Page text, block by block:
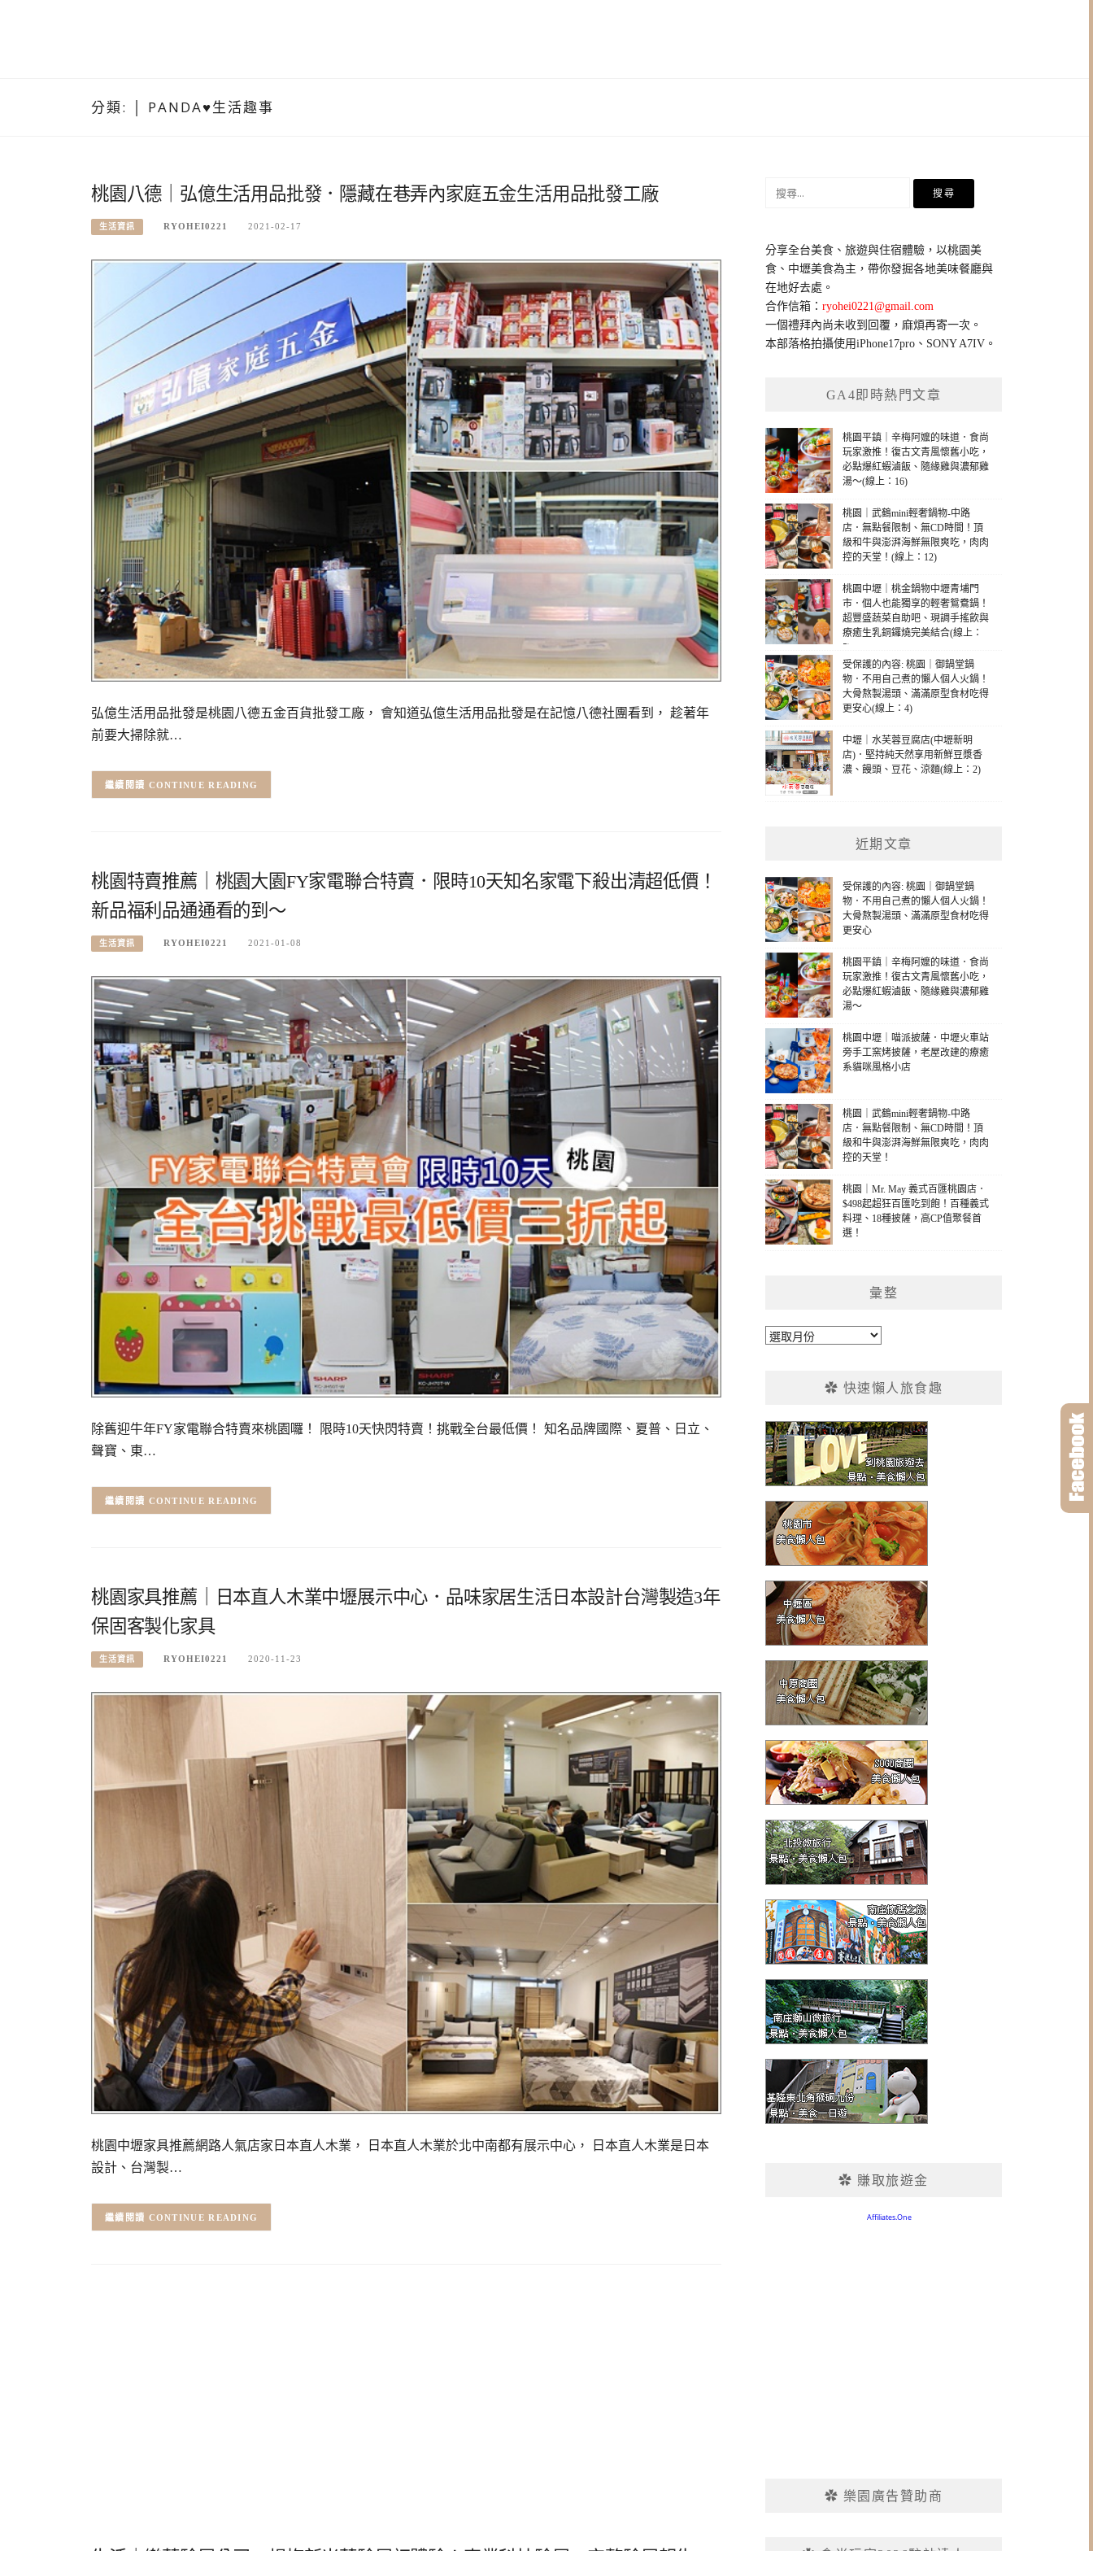
分類: │ PANDA♥生活趣事
桃園八德｜弘億生活用品批發．隱藏在巷弄內家庭五金生活用品批發工廠
生活資訊 RYOHEI0221 2021-02-17
弘億生活用品批發是桃園八德五金百貨批發工廠， 會知道弘億生活用品批發是在記憶八德社團看到， 趁著年
前要大掃除就…
CONTINUE READING
桃園特賣推薦｜桃園大園FY家電聯合特賣．限時10天知名家電下殺出清超低價！
新品福利品通通看的到～
生活資訊 RYOHEI0221 2021-01-08
除舊迎牛年FY家電聯合特賣來桃園囉！ 限時10天快閃特賣！挑戰全台最低價！ 知名品牌國際、夏普、日立、
聲寶、東…
CONTINUE READING
桃園家具推薦｜日本直人木業中壢展示中心．品味家居生活日本設計台灣製造3年
保固客製化家具
生活資訊 RYOHEI0221 2020-11-23
桃園中壢家具推薦網路人氣店家日本直人木業， 日本直人木業於北中南都有展示中心， 日本直人木業是日本
設計、台灣製…
CONTINUE READING
鍵
字:
分享全台美食、旅遊與住宿體驗，以桃園美
食、中壢美食為主，帶你發掘各地美味餐廳與
在地好去處。
合作信箱：ryohei0221@gmail.com
一個禮拜內尚未收到回覆，麻煩再寄一次。
本部落格拍攝使用iPhone17pro、SONY A7IV。
GA4即時熱門文章
桃園平鎮｜辛梅阿嬤的味道．食尚
玩家激推！復古文青風懷舊小吃，
必點爆紅蝦滷飯、隨緣雞與濃郁雞
湯～(線上：16)
桃園｜武鶴mini輕奢鍋物-中路
店．無點餐限制、無CD時間！頂
級和牛與澎湃海鮮無限爽吃，肉肉
控的天堂！(線上：12)
桃園中壢｜桃金鍋物中壢青埔門
市．個人也能獨享的輕奢鴛鴦鍋！
超豐盛蔬菜自助吧、現調手搖飲與
療癒生乳銅鑼燒完美結合(線上：
5)
受保護的內容: 桃園｜御鍋堂鍋
物．不用自己煮的懶人個人火鍋！
大骨熬製湯頭、滿滿原型食材吃得
更安心(線上：4)
中壢｜水芙蓉豆腐店(中壢新明
店)．堅持純天然享用新鮮豆漿香
濃、饅頭、豆花、涼麵(線上：2)
近期文章
受保護的內容: 桃園｜御鍋堂鍋
物．不用自己煮的懶人個人火鍋！
大骨熬製湯頭、滿滿原型食材吃得
更安心
桃園平鎮｜辛梅阿嬤的味道．食尚
玩家激推！復古文青風懷舊小吃，
必點爆紅蝦滷飯、隨緣雞與濃郁雞
湯～
桃園中壢｜喵派披薩．中壢火車站
旁手工窯烤披薩，老屋改建的療癒
系貓咪風格小店
桃園｜武鶴mini輕奢鍋物-中路
店．無點餐限制、無CD時間！頂
級和牛與澎湃海鮮無限爽吃，肉肉
控的天堂！
桃園｜Mr. May 義式百匯桃園店．
$498起超狂百匯吃到飽！百種義式
料理、18種披薩，高CP值聚餐首
選！
彙整
彙
✿ 快速懶人旅食趣
✿ 賺取旅遊金
✿ 樂園廣告贊助商